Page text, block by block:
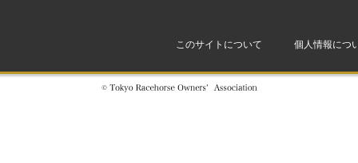
このサイトについて 個人情報につ